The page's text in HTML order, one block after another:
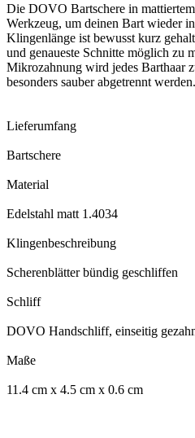
Die DOVO Bartschere in
Werkzeug, um deinen Bart wieder
Klingenlänge ist bewusst kurz
und genaueste Schnitte möglich zu
Mikrozahnung wird jedes Barthaar
besonders sauber abgetrennt werden.
Lieferumfang
Bartschere
Material
Edelstahl matt 1.4034
Klingenbeschreibung
Scherenblätter bündig geschliffen
Schliff
DOVO Handschliff, einseitig
Maße
11.4 cm x 4.5 cm x 0.6 cm